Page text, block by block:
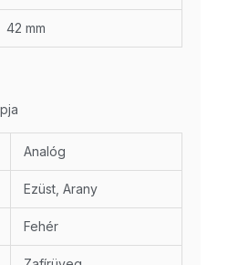
42 mm
Analóg
Ezüst, Arany
Fehér